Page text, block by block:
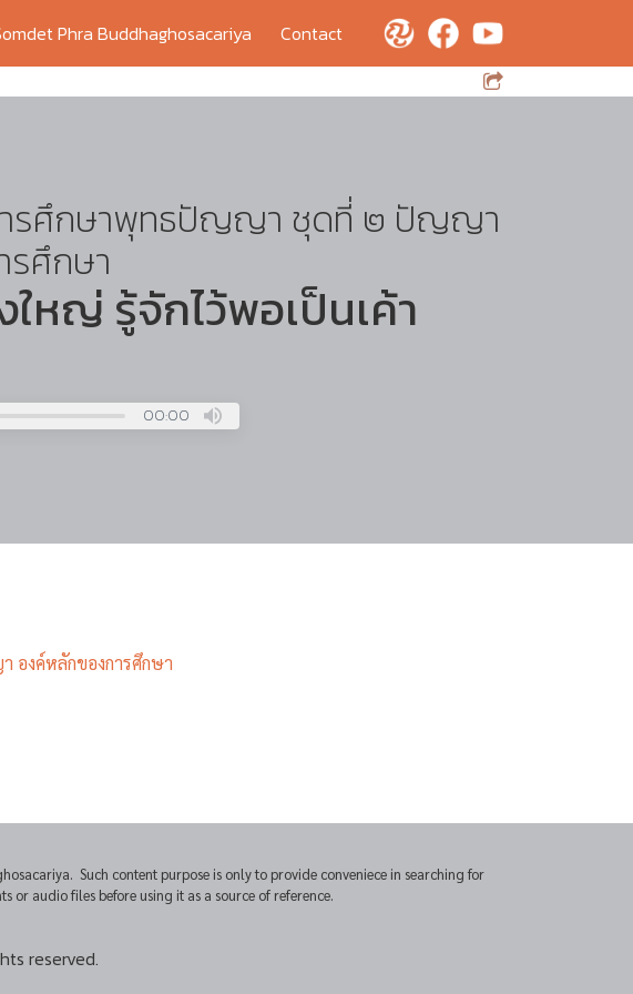
Phra Buddhaghosacariya
Contact
ารศึกษาพุทธปัญญา ชุดที่ ๒ ปัญญา
ศึกษา
หญ่ รู้จักไว้พอเป็นเค้า
00:00
Space
งค์หลักของการศึกษา
Such content purpose is only to provide conveniece in searching for
audio files before using it as a source of reference.
reserved.